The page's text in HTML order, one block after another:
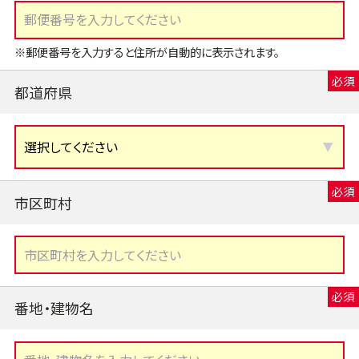
※郵便番号を入力すると住所が自動的に表示されます。
都道府県
市区町村
番地・建物名